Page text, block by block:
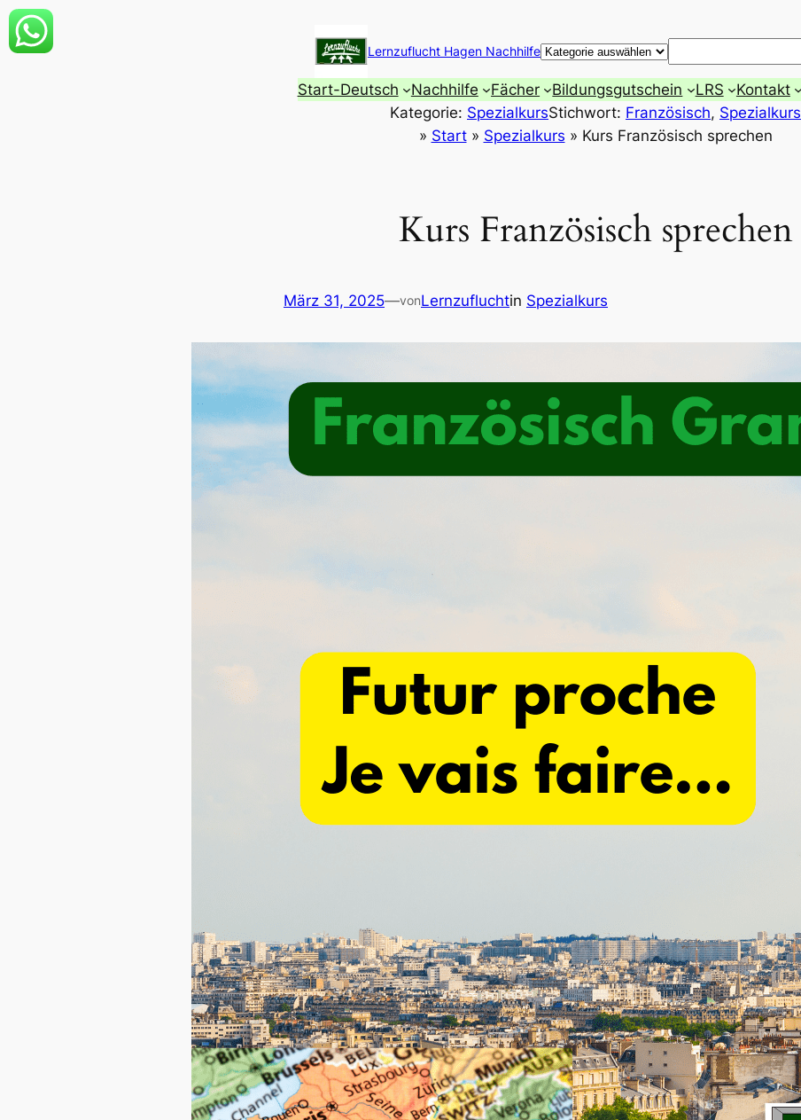
Zum
Inhalt
Lernzuflucht Hagen Nachhilfe Suchen
Start-Deutsch Nachhilfe Fächer Bildungsgutschein LRS Kontakt
Kategorie: SpezialkursStichwort: Französisch, Spezialkurs
» Start» Spezialkurs » Kurs Französisch sprechen
Kurs Französisch sprechen
März 31, 2025—vonLernzufluchtin Spezialkurs